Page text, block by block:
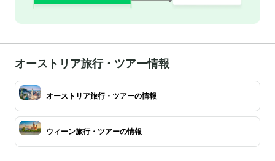
オーストリア旅行・ツアー情報
オーストリア旅行・ツアーの情報
ウィーン旅行・ツアーの情報